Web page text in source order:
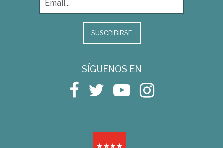
SUSCRIBIRSE
SÍGUENOS EN